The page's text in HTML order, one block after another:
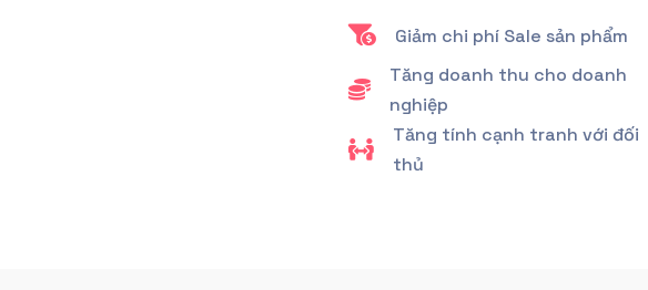
 Giảm chi phí Sale sản phẩm

Tăng doanh thu cho doanh
nghiệp

Tăng tính cạnh tranh với đối
thủ